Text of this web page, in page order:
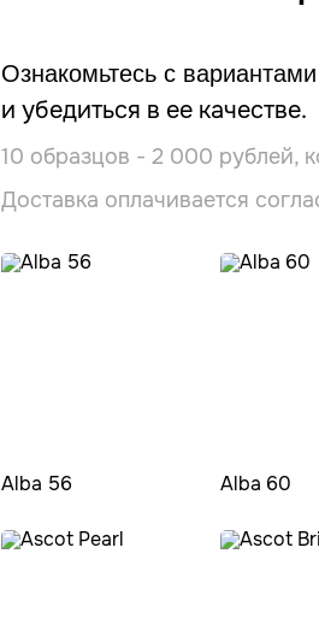
Ознакомьтесь с вариантами
и убедиться в ее качестве.
10 образцов - 2 000 рублей,
Доставка оплачивается
Alba 56 Alba 60